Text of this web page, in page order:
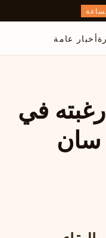
أخبار عامة
في
سان